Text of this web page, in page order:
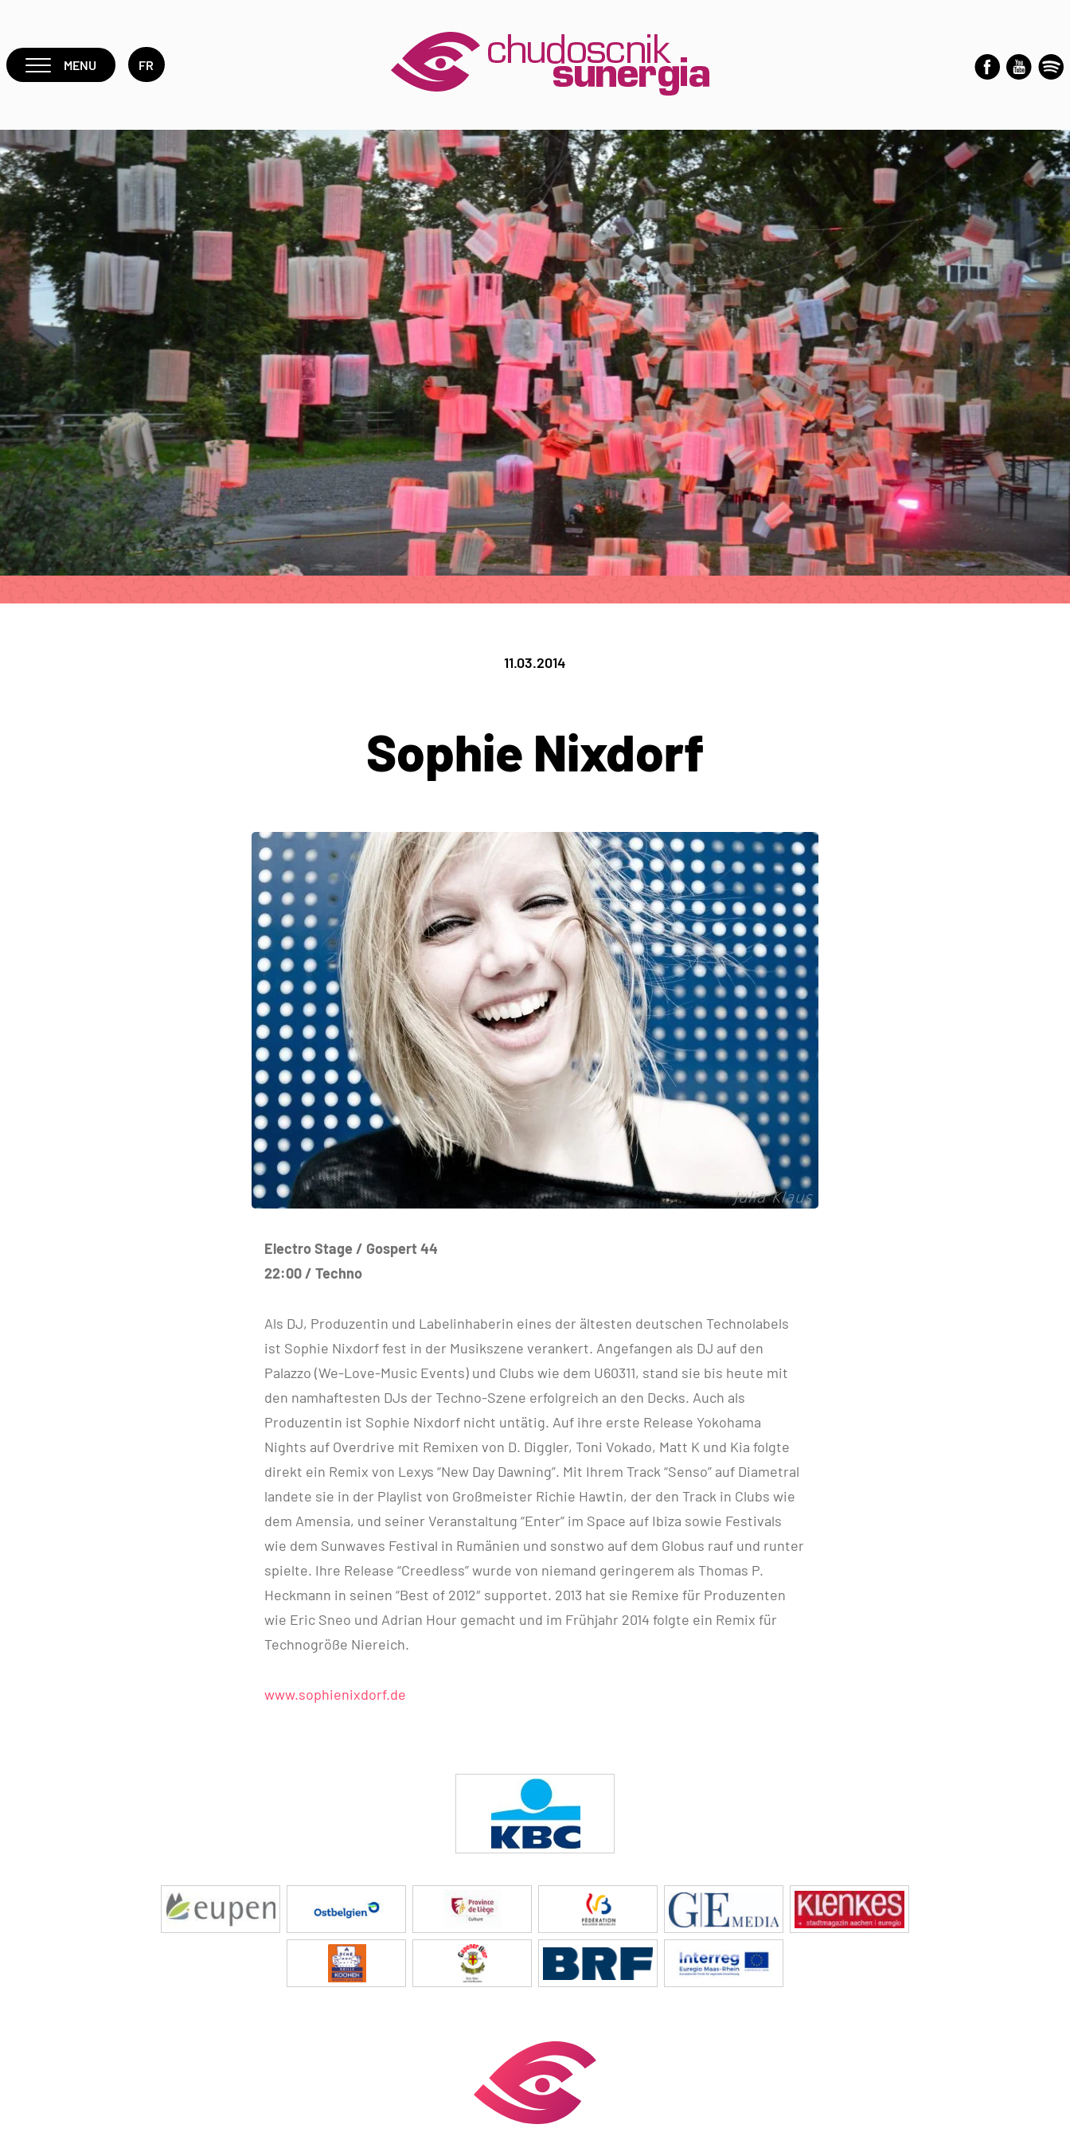
MENU FR
11.03.2014
Sophie Nixdorf
Electro Stage / Gospert 44
22:00 / Techno
Als DJ, Produzentin und Labelinhaberin eines der ältesten deutschen Technolabels
ist Sophie Nixdorf fest in der Musikszene verankert. Angefangen als DJ auf den
Palazzo (We-Love-Music Events) und Clubs wie dem U60311, stand sie bis heute mit
den namhaftesten DJs der Techno-Szene erfolgreich an den Decks. Auch als
Produzentin ist Sophie Nixdorf nicht untätig. Auf ihre erste Release Yokohama
Nights auf Overdrive mit Remixen von D. Diggler, Toni Vokado, Matt K und Kia folgte
direkt ein Remix von Lexys “New Day Dawning”. Mit Ihrem Track “Senso” auf Diametral
landete sie in der Playlist von Großmeister Richie Hawtin, der den Track in Clubs wie
dem Amensia, und seiner Veranstaltung “Enter” im Space auf Ibiza sowie Festivals
wie dem Sunwaves Festival in Rumänien und sonstwo auf dem Globus rauf und runter
spielte. Ihre Release “Creedless” wurde von niemand geringerem als Thomas P.
Heckmann in seinen “Best of 2012″ supportet. 2013 hat sie Remixe für Produzenten
wie Eric Sneo und Adrian Hour gemacht und im Frühjahr 2014 folgte ein Remix für
Technogröße Niereich.
www.sophienixdorf.de